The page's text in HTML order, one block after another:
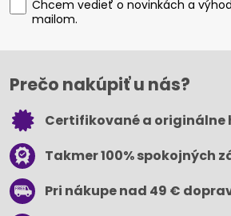
Chcem vedieť o novinkách a
mailom.
Prečo nakúpiť u nás?
Certifikované a originálne
Takmer 100% spokojných
Pri nákupe nad 49 €